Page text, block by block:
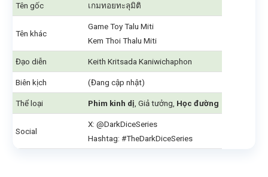
Tên gốc เกมทอยทะลุมิติ
Tên khác
Game Toy Talu Miti
Kem Thoi Thalu Miti
Đạo diễn Keith Kritsada Kaniwichaphon
Biên kịch (Đang cập nhật)
Thể loại Phim kinh dị, Giả tưởng, Học đường
Social
X: @DarkDiceSeries
Hashtag: #TheDarkDiceSeries